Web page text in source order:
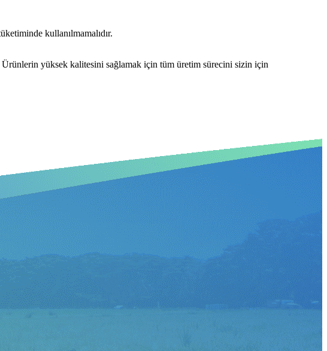
kullanılmamalıdır.
yüksek kalitesini sağlamak için tüm üretim sürecini sizin için